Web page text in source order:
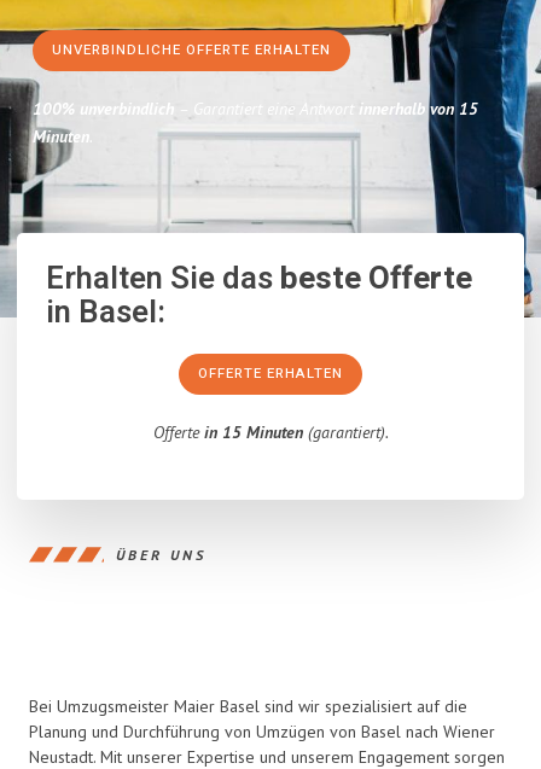
UNVERBINDLICHE OFFERTE ERHALTEN
100% unverbindlich – Garantiert eine Antwort innerhalb von 15
Minuten.
Erhalten Sie dasbeste Offerte
in Basel:
OFFERTE ERHALTEN
Offertein 15 Minuten(garantiert).
ÜBER UNS
Bei Umzugsmeister Maier Basel sind wir spezialisiert auf die
Planung und Durchführung von Umzügen von Basel nach Wiener
Neustadt. Mit unserer Expertise und unserem Engagement sorgen